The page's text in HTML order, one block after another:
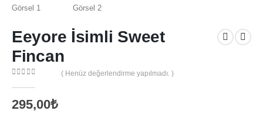
Eeyore İsimli Sweet
Fincan
( Henüz değerlendirme yapılmadı. )
295,00₺